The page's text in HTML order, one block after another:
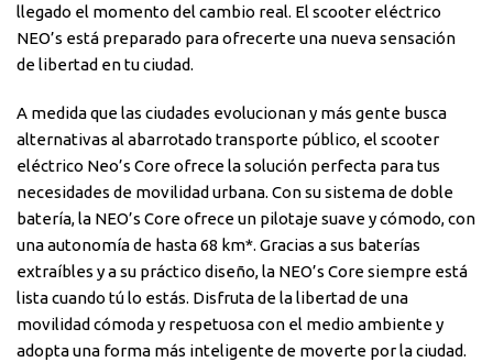
llegado el momento del cambio real. El scooter eléctrico
NEO’s está preparado para ofrecerte una nueva sensación
de libertad en tu ciudad.
A medida que las ciudades evolucionan y más gente busca
alternativas al abarrotado transporte público, el scooter
eléctrico Neo’s Core ofrece la solución perfecta para tus
necesidades de movilidad urbana. Con su sistema de doble
batería, la NEO’s Core ofrece un pilotaje suave y cómodo, con
una autonomía de hasta 68 km*. Gracias a sus baterías
extraíbles y a su práctico diseño, la NEO’s Core siempre está
lista cuando tú lo estás. Disfruta de la libertad de una
movilidad cómoda y respetuosa con el medio ambiente y
adopta una forma más inteligente de moverte por la ciudad.